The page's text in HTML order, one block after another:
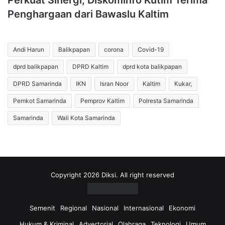
Penghargaan dari Bawaslu Kaltim
Andi Harun Balikpapan corona Covid-19
dprd balikpapan DPRD Kaltim dprd kota balikpapan
DPRD Samarinda IKN Isran Noor Kaltim Kukar,
Pemkot Samarinda Pemprov Kaltim Polresta Samarinda
Samarinda Wali Kota Samarinda
Copyright 2026 Diksi. All right reserved
Semenit Regional Nasional Internasional
Ekonomi